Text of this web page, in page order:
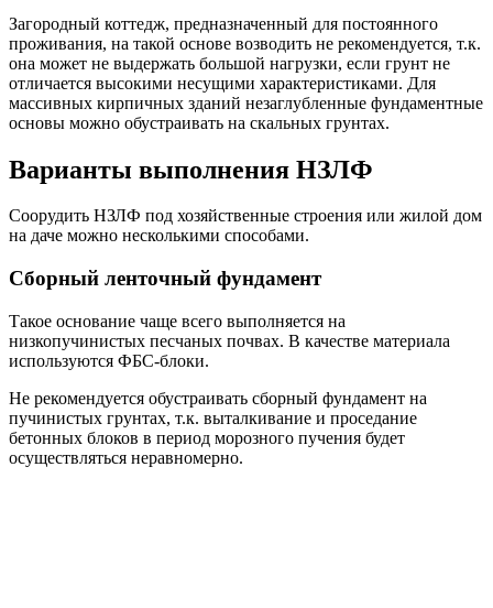
Загородный коттедж, предназначенный для постоянного
проживания, на такой основе возводить не рекомендуется, т.к.
она может не выдержать большой нагрузки, если грунт не
отличается высокими несущими характеристиками. Для
массивных кирпичных зданий незаглубленные фундаментные
основы можно обустраивать на скальных грунтах.
Варианты выполнения НЗЛФ
Соорудить НЗЛФ под хозяйственные строения или жилой дом
на даче можно несколькими способами.
Сборный ленточный фундамент
Такое основание чаще всего выполняется на
низкопучинистых песчаных почвах. В качестве материала
используются ФБС-блоки.
Не рекомендуется обустраивать сборный фундамент на
пучинистых грунтах, т.к. выталкивание и проседание
бетонных блоков в период морозного пучения будет
осуществляться неравномерно.